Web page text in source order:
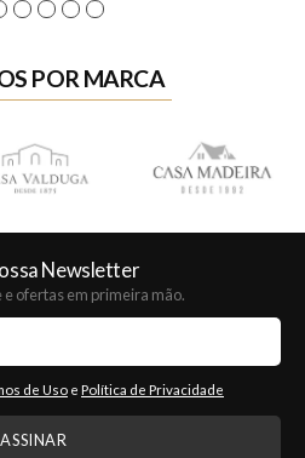
2 3 4 5 6
POR MARCA
Newsletter
ofertas em primeira mão.
de Uso e Política de Privacidade